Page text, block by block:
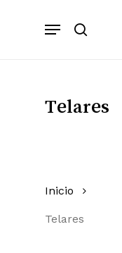
search
Menu
Telares
Inicio
Telares